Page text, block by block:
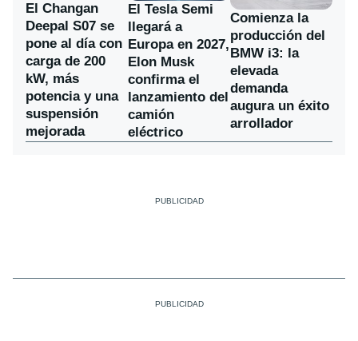
El Changan
Deepal S07 se
pone al día con
carga de 200
kW, más
potencia y una
suspensión
mejorada
El Tesla Semi
llegará a
Europa en 2027,
Elon Musk
confirma el
lanzamiento del
camión
eléctrico
Comienza la
producción del
BMW i3: la
elevada
demanda
augura un éxito
arrollador